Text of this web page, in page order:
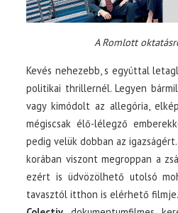
A Romlott
Kevés nehezebb, s egyúttal
politikai thrillernél. Legyen
vagy kimódolt az allegória,
mégiscsak élő-lélegző
pedig velük dobban az
korában viszont megroppan a
ezért is üdvözölhető utolsó
tavasztól itthon is elérhető